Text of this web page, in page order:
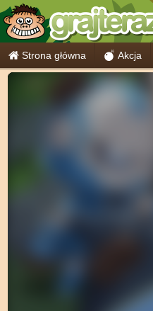
Strona główna Akcja